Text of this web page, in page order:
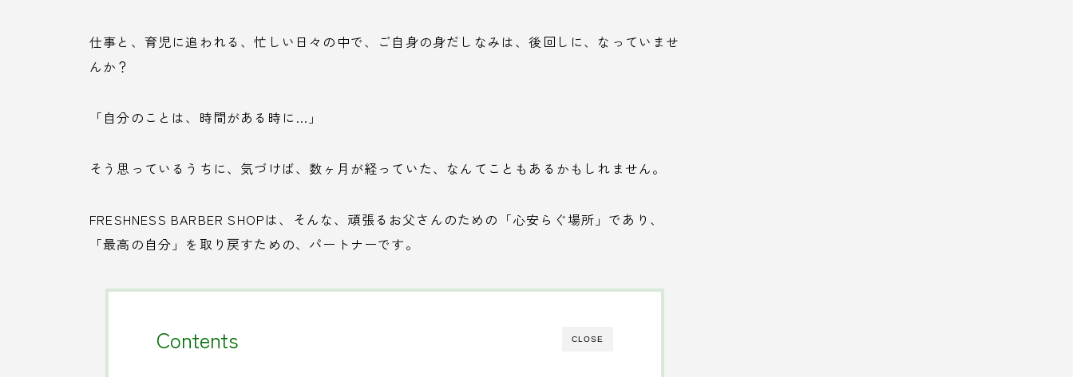
仕事と、育児に追われる、忙しい日々の中で、ご自身の身だしなみは、後回しに、なっていませ
んか？
「自分のことは、時間がある時に…」
そう思っているうちに、気づけば、数ヶ月が経っていた、なんてこともあるかもしれません。
FRESHNESS BARBER SHOPは、そんな、頑張るお父さんのための「心安らぐ場所」であり、
「最高の自分」を取り戻すための、パートナーです。
CLOSE
Contents